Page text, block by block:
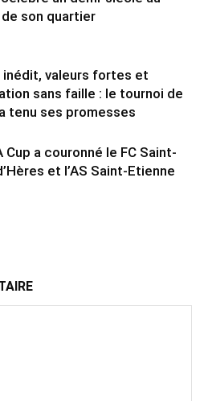
son quartier
inédit, valeurs fortes et
sans faille : le tournoi de
a tenu ses promesses
Cup a couronné le FC Saint-
et l’AS Saint-Etienne